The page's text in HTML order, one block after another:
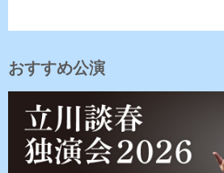
おすすめ公演